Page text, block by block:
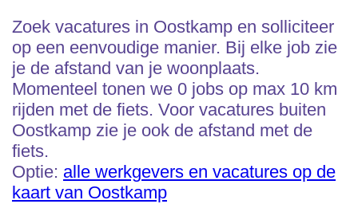
Zoek vacatures in Oostkamp en solliciteer
op een eenvoudige manier. Bij elke job zie
je de afstand van je woonplaats.
Momenteel tonen we 0 jobs op max 10 km
rijden met de fiets. Voor vacatures buiten
Oostkamp zie je ook de afstand met de
fiets.
Optie: alle werkgevers en vacatures op de
kaart van Oostkamp